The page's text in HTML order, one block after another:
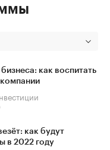
как воспитать
как будут
в 2022 году